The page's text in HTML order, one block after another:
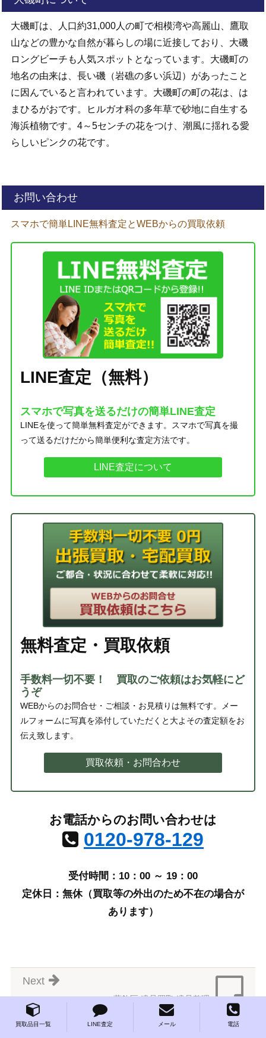
買取品目一覧 LINE査定 メール 電話
大磯町は、人口約31,000人の町で相模湾や高麗山、鷹取
山などの豊かな自然が暮らしの場に近接しており、大磯
ロングビーチも人気スポットとなっています。大磯町の
地名の由来は、長い磯（岩礁の多い浜辺）があったこと
に因んでいると言われています。大磯町の町の花は、は
まひるがおです。ヒルガオ科の多年草で砂地に自生する
海浜植物です。4～5センチの花をつけ、潮風に揺れる愛
らしいピンクの花です。
お問い合わせ
スマホで簡単LINE無料査定とWEBからの買取依頼
LINE査定（無料）
スマホで写真を送るだけの簡単LINE査定
LINEを使って簡単無料査定ができます。スマホで写真を撮
って送るだけだから簡単便利な査定方法です。
LINE査定について
無料査定・買取依頼
手数料一切不要！ 買取のご依頼はお気軽にど
うぞ
WEBからのお問合せ・ご相談・お見積りは無料です。メー
ルフォームに写真を添付していただくと大よその査定額をお
伝え致します。
買取依頼・お問合わせ
お電話からのお問い合わせは
0120-978-129
受付時間：10：00 ～ 19：00
定休日：無休（買取等の外出のため不在の場合が
あります）
葛飾区 遺品買取 遺品整理
Next
Prev